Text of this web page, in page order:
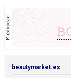
beautymarket.es